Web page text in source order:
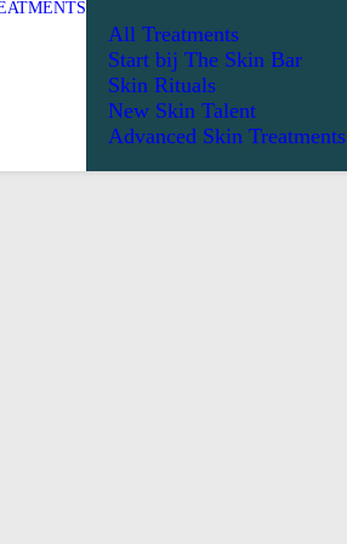
All Treatments
Start bij The Skin Bar
Skin Rituals
New Skin Talent
Advanced Skin Treatments